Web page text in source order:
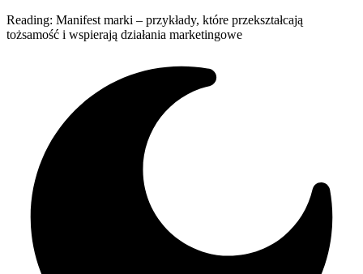
Reading: Manifest marki – przykłady, które przekształcają
tożsamość i wspierają działania marketingowe